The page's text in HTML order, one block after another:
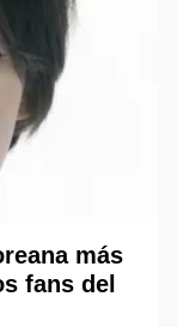
más
fans del